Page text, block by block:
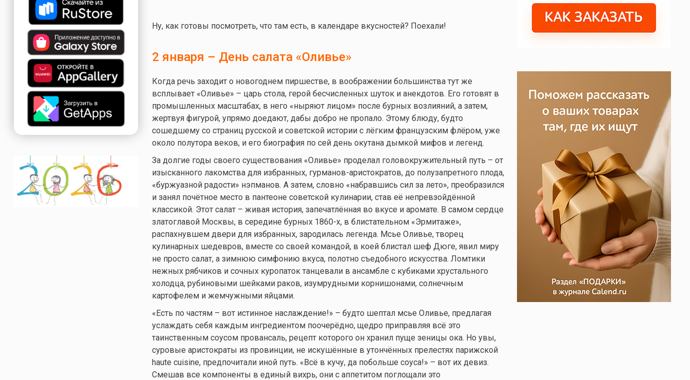
Ну, как готовы посмотреть, что там есть, в календаре вкусностей? Поехали!
2 января – День салата «Оливье»
Когда речь заходит о новогоднем пиршестве, в воображении большинства тут же
всплывает «Оливье» – царь стола, герой бесчисленных шуток и анекдотов. Его готовят в
промышленных масштабах, в него «ныряют лицом» после бурных возлияний, а затем,
жертвуя фигурой, упрямо доедают, дабы добро не пропало. Этому блюду, будто
сошедшему со страниц русской и советской истории с лёгким французским флёром, уже
около полутора веков, и его биография по сей день окутана дымкой мифов и легенд.
За долгие годы своего существования «Оливье» проделал головокружительный путь – от
изысканного лакомства для избранных, гурманов-аристократов, до полузапретного плода,
«буржуазной радости» нэпманов. А затем, словно «набравшись сил за лето», преобразился
и занял почётное место в пантеоне советской кулинарии, став её непревзойдённой
классикой. Этот салат – живая история, запечатлённая во вкусе и аромате. В самом сердце
златоглавой Москвы, в середине бурных 1860-х, в блистательном «Эрмитаже»,
распахнувшем двери для избранных, зародилась легенда. Мсье Оливье, творец
кулинарных шедевров, вместе со своей командой, в коей блистал шеф Дюге, явил миру
не просто салат, а зимнюю симфонию вкуса, полотно съедобного искусства. Ломтики
нежных рябчиков и сочных куропаток танцевали в ансамбле с кубиками хрустального
холодца, рубиновыми шейками раков, изумрудными корнишонами, солнечным
картофелем и жемчужными яйцами.
«Есть по частям – вот истинное наслаждение!» – будто шептал мсье Оливье, предлагая
услаждать себя каждым ингредиентом поочерёдно, щедро приправляя всё это
таинственным соусом провансаль, рецепт которого он хранил пуще зеницы ока. Но увы,
суровые аристократы из провинции, не искушённые в утончённых прелестях парижской
haute cuisine, предпочитали иной путь. «Всё в кучу, да побольше соуса!» – вот их девиз.
Смешав все компоненты в единый вихрь, они с аппетитом поглощали это